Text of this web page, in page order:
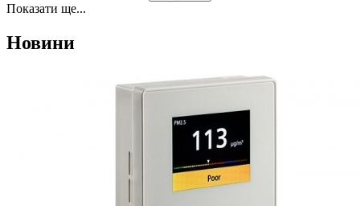
Показати ще...
Новини